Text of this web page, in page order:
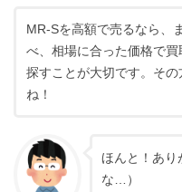
MR-Sを高額で売るなら、
べ、相場に合った価格で
探すことが大切です。そ
ね！
ほんと！あり
な…）